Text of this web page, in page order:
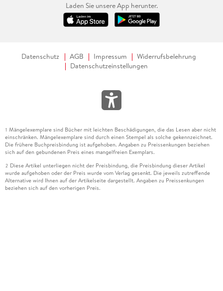
Laden Sie unsere App herunter.
Datenschutz AGB Impressum
Widerrufsbelehrung
Datenschutzeinstellungen
1 Mängelexemplare sind Bücher mit leichten Beschädigungen, die das Lesen aber nicht
einschränken. Mängelexemplare sind durch einen Stempel als solche gekennzeichnet.
Die frühere Buchpreisbindung ist aufgehoben. Angaben zu Preissenkungen beziehen
sich auf den gebundenen Preis eines mangelfreien Exemplars.
2 Diese Artikel unterliegen nicht der Preisbindung, die Preisbindung dieser Artikel
wurde aufgehoben oder der Preis wurde vom Verlag gesenkt. Die jeweils zutreffende
Alternative wird Ihnen auf der Artikelseite dargestellt. Angaben zu Preissenkungen
beziehen sich auf den vorherigen Preis.